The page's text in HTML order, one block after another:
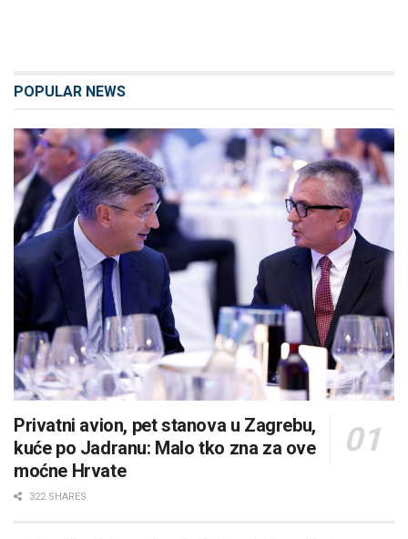
POPULAR NEWS
Privatni avion, pet stanova u Zagrebu,
kuće po Jadranu: Malo tko zna za ove
moćne Hrvate
322 SHARES